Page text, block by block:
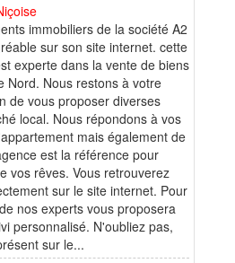
immobiliers de la société A2
sur son site internet. cette
experte dans la vente de biens
Nord. Nous restons à votre
de vous proposer diverses
local. Nous répondons à vos
mais également de
est la référence pour
vos rêves. Vous retrouverez
sur le site internet. Pour
nos experts vous proposera
personnalisé. N'oubliez pas,
sur le...